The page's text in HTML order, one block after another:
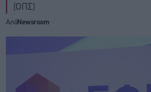
(ΟΠΣ)
ΑπόNewsroom